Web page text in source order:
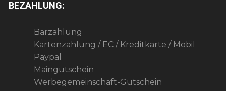
BEZAHLUNG:
Barzahlung
Kartenzahlung / EC / Kreditkarte / Mobil
Paypal
Maingutschein
Werbegemeinschaft-Gutschein